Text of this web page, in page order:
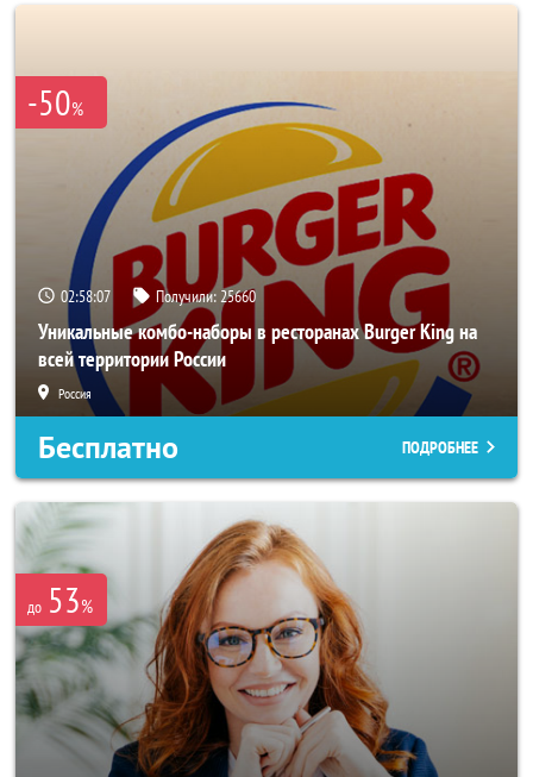
-50%
02:58:03 Получили:25660
Уникальные комбо-наборы в ресторанах Burger King на
всей территории России
Россия
Бесплатно ПОДРОБНЕЕ
до 53%